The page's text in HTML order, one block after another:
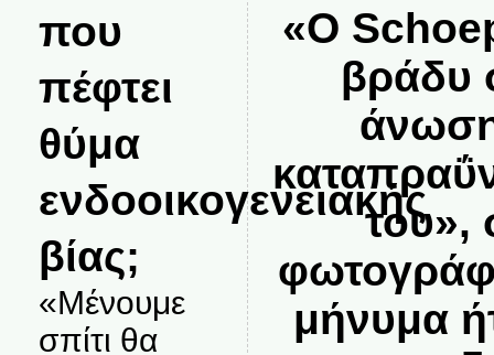
που
πέφτει
θύμα
ενδοοικογενειακής
βίας;
«Μένουμε
σπίτι θα
«Ο
βράδυ
του»,
μήνυμα